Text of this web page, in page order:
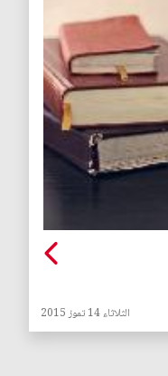
الثلاثاء 14 تموز 2015